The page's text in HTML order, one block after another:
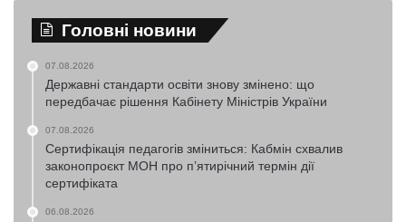
Головні новини
07.08.2026
Державні стандарти освіти знову змінено: що
передбачає рішення Кабінету Міністрів України
07.08.2026
Сертифікація педагогів зміниться: Кабмін схвалив
законопроєкт МОН про п’ятирічний термін дії
сертифіката
06.08.2026